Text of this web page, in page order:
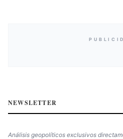
NEWSLETTER
Análisis geopolíticos exclusivos